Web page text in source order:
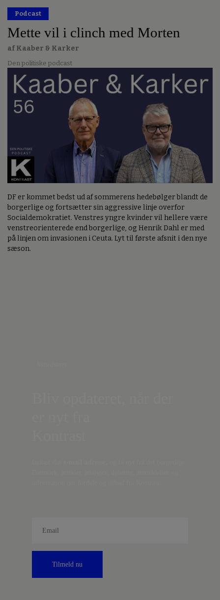
DF er kommet bedst ud af sommerens hedebølger blandt de
borgerlige og fortsætter sin aggressive linje overfor
Socialdemokratiet. Venstres yngre kvinder vil hellere være
venstreorienterede end borgerlige, og Henrik Dahl er med
på linjen om invasionen i Ceuta. Lyt til første afsnit i den nye
sæson.
Podcast
Mette vil i clinch med Morten
af Kaaber & Karker
Den politiske podcast
Tilmeld nu